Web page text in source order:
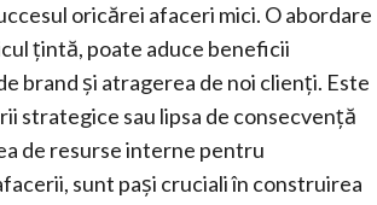
oricărei afaceri mici. O abordare
țintă, poate aduce beneficii
brand și atragerea de noi clienți. Este
strategice sau lipsa de consecvență
de resurse interne pentru
sunt pași cruciali în construirea